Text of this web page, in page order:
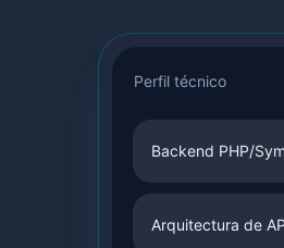
Perfil técnico
Backend PHP/
Arquitectura de